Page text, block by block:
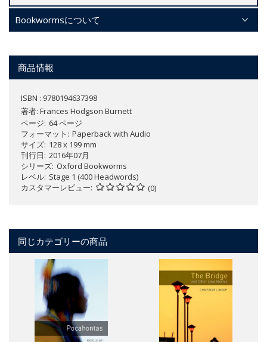
Bookwormsについて
商品情報
ISBN : 9780194637398
著者: Frances Hodgson Burnett
ページ 64 ページ
フォーマット
Paperback with Audio
サイズ 128 x 199 mm
刊行日 2016年07月
シリーズ Oxford Bookworms
レベル Stage 1 (400 Headwords)
カスタマーレビュー
(0)
同じカテゴリーの商品